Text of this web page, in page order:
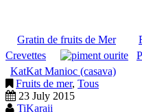
Gratin de fruits de Mer
Crevettes
KatKat Manioc (casava)
Fruits de mer, Tous
23 July 2015
TiKaraii